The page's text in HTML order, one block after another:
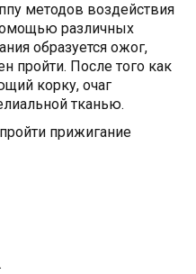
методов воздействия
различных
образуется ожог,
пройти. После того как
корку, очаг
тканью.
прижигание